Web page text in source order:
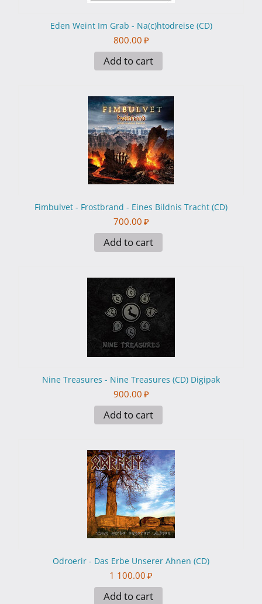
Eden Weint Im Grab - Na(c)htodreise (CD)
800.00 ₽
Add to cart
Fimbulvet - Frostbrand - Eines Bildnis Tracht (CD)
700.00 ₽
Add to cart
Nine Treasures - Nine Treasures (CD) Digipak
900.00 ₽
Add to cart
Odroerir - Das Erbe Unserer Ahnen (CD)
1 100.00 ₽
Add to cart